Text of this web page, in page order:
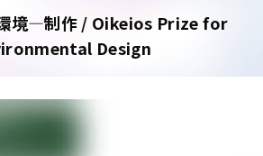
環境―制作 / Oikeios Prize for
Design